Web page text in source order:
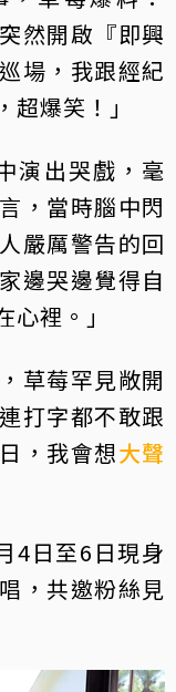
然開啟『即興
場，我跟經紀
爆笑！」
演出哭戲，毫
，當時腦中閃
嚴厲警告的回
邊哭邊覺得自
裡。」
草莓罕見敞開
打字都不敢跟
，我會想大聲
4日至6日現身
，共邀粉絲見